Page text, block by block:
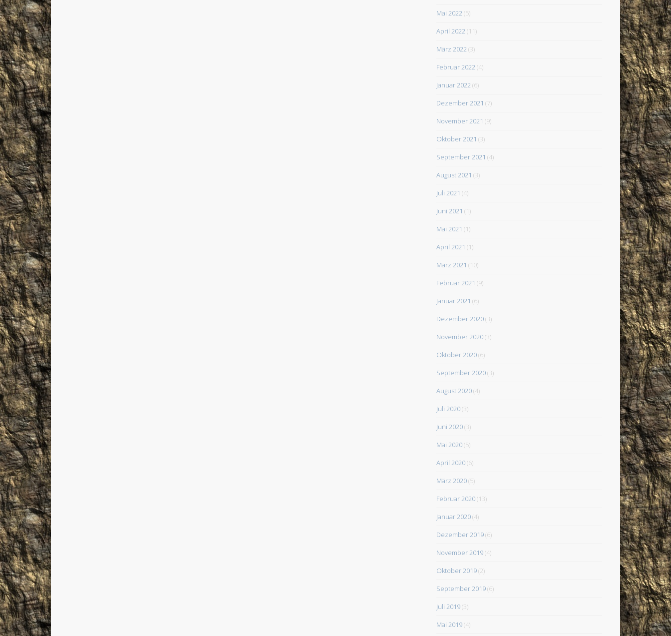
Mai 2022 (5)
April 2022 (11)
März 2022 (3)
Februar 2022 (4)
Januar 2022 (6)
Dezember 2021 (7)
November 2021 (9)
Oktober 2021 (3)
September 2021 (4)
August 2021 (3)
Juli 2021 (4)
Juni 2021 (1)
Mai 2021 (1)
April 2021 (1)
März 2021 (10)
Februar 2021 (9)
Januar 2021 (6)
Dezember 2020(3)
November 2020(3)
Oktober 2020(6)
September 2020(3)
August 2020(4)
Juli 2020(3)
Juni 2020(3)
Mai 2020(5)
April 2020(6)
März 2020(5)
Februar 2020(13)
Januar 2020(4)
Dezember 2019(6)
November 2019(4)
Oktober 2019(2)
September 2019(6)
Juli 2019(3)
Mai 2019(4)